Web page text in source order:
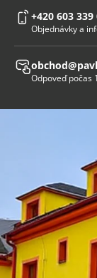
+420 603 339
Objednávky a
Odpoveď počas